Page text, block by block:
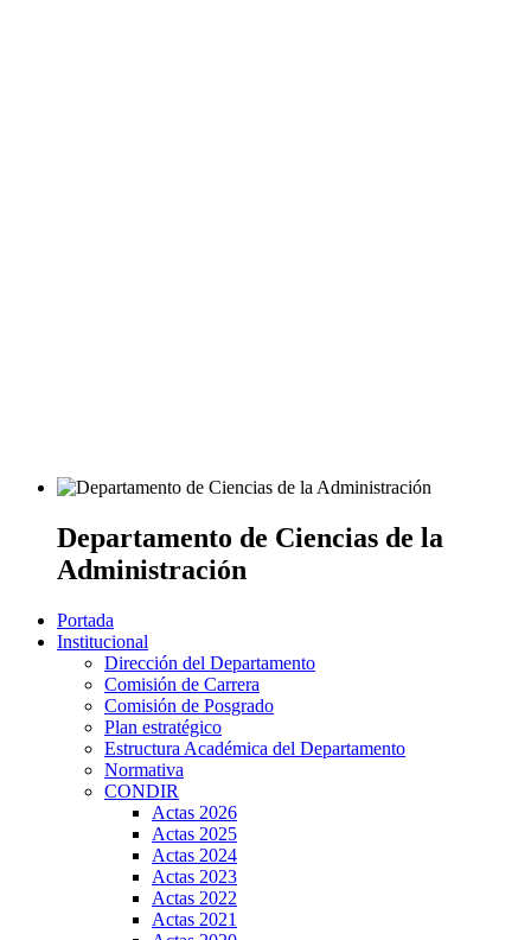
Departamento de Ciencias de la
Administración
Portada
Institucional
Dirección del Departamento
Comisión de Carrera
Comisión de Posgrado
Plan estratégico
Estructura Académica del Departamento
Normativa
CONDIR
Actas 2026
Actas 2025
Actas 2024
Actas 2023
Actas 2022
Actas 2021